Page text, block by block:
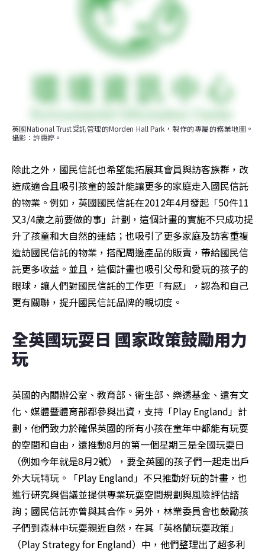
英國National Trust受託管理的Morden Hall Park，製作的專屬的務業地圖。
攝影：許惠婷。
除此之外，國民信託也希望能拓展其會員與訪客族群，改
造成適合且吸引孩童的設計能讓更多的家庭走入國民信託
的物業。例如，英國國民信託在2012年4月發起「50件11
又3/4歲之前要做的事」計劃，這個計畫的實施不只成功提
升了孩童和大自然的連結；也吸引了更多家庭及訪客重複
造訪國民信託的物業，搭配周邊產品的販賣，帶給國民信
託更多收益。並且，這個計畫也吸引父母和愛玩的孩子的
眼球，讓人們對國民信託的工作更「有感」，認為和自己
更有關聯，提升國民信託品牌的親切度。
全英國玩耍日 國家政策鼓勵用力
玩
英國的內閣辦公室、教育部、衛生部、樂透基金、還有文
化、媒體暨體育部都參與出資，支持「Play England」計
劃，他們致力於確保英國的所有小孩在童年中都能有玩耍
的空間和自由，還推動8月的第一個星期三是全國玩耍日
（例如今年就是8月2號），要全英國的孩子們一起走出戶
外大玩特玩。「Play England」不只推動好玩的計畫，也
進行研究與倡議並提供專業玩耍空間規劃與風險評估諮
詢；國民信託亦曾與其合作。另外，林業委員會也鼓勵孩
子們到森林中玩耍親近自然，在其「英格蘭玩耍政策」
（Play Strategy for England）中，他們整理出了超多利